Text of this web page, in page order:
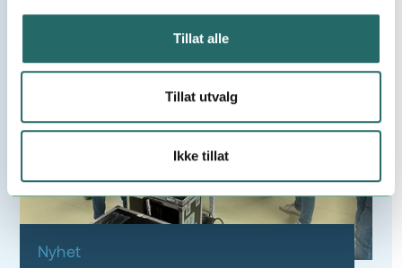
Tillat alle
Tillat utvalg
Ikke tillat
Nyhet